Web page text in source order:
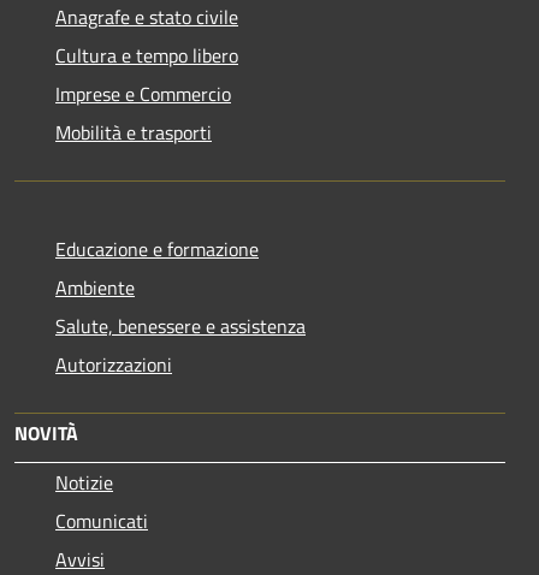
Anagrafe e stato civile
Cultura e tempo libero
Imprese e Commercio
Mobilità e trasporti
Educazione e formazione
Ambiente
Salute, benessere e assistenza
Autorizzazioni
NOVITÀ
Notizie
Comunicati
Avvisi